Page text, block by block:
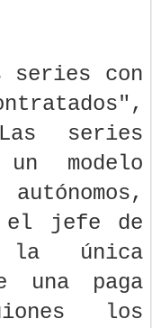
series con
series
modelo
el jefe de
la única
una paga
los